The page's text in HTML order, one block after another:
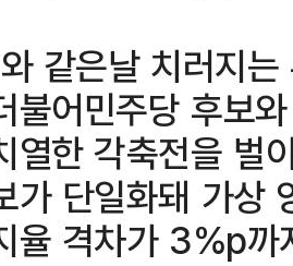
같은날 치러지
불어민주당 후보
열한 각축전을 벌
가 단일화돼 가상
율 격차가 3%p까